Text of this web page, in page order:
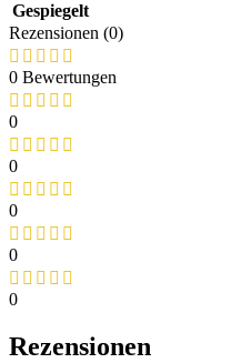
Gespiegelt
Rezensionen (0)
0 Bewertungen
0
0
0
0
0
Rezensionen